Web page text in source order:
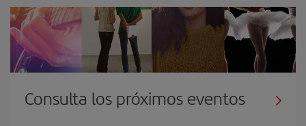
Consulta los próximos eventos